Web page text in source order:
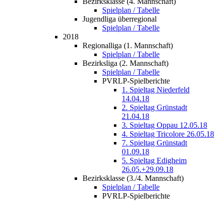
Spielplan / Tabelle
Jugendliga überregional
Spielplan / Tabelle
2018
Regionalliga (1. Mannschaft)
Spielplan / Tabelle
Bezirksliga (2. Mannschaft)
Spielplan / Tabelle
PVRLP-Spielberichte
1. Spieltag Niederfeld
14.04.18
2. Spieltag Grünstadt
21.04.18
3. Spieltag Oppau 12.05.18
4. Spieltag Tricolore 26.05.18
7. Spieltag Grünstadt
01.09.18
5. Spieltag Edigheim
26.05.+29.09.18
Bezirksklasse (3./4. Mannschaft)
Spielplan / Tabelle
PVRLP-Spielberichte